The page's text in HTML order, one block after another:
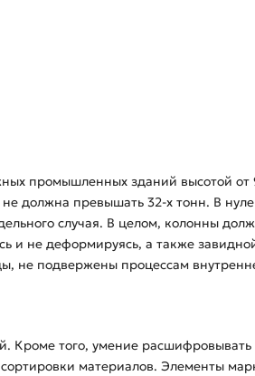
промышленных зданий высотой от
должна превышать 32-х тонн. В
случая. В целом, колонны
и не деформируясь, а также
не подвержены процессам
Кроме того, умение расшифровывать
материалов. Элементы